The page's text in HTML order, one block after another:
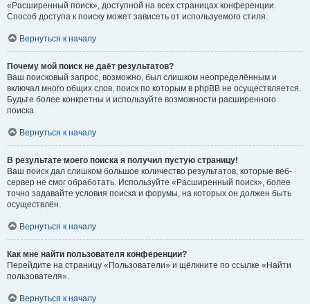
«Расширенный поиск», доступной на всех страницах конференции.
Способ доступа к поиску может зависеть от используемого стиля.
Вернуться к началу
Почему мой поиск не даёт результатов?
Ваш поисковый запрос, возможно, был слишком неопределённым и
включал много общих слов, поиск по которым в phpBB не осуществляется.
Будьте более конкретны и используйте возможности расширенного
поиска.
Вернуться к началу
В результате моего поиска я получил пустую страницу!
Ваш поиск дал слишком большое количество результатов, которые веб-
сервер не смог обработать. Используйте «Расширенный поиск», более
точно задавайте условия поиска и форумы, на которых он должен быть
осуществлён.
Вернуться к началу
Как мне найти пользователя конференции?
Перейдите на страницу «Пользователи» и щёлкните по ссылке «Найти
пользователя».
Вернуться к началу